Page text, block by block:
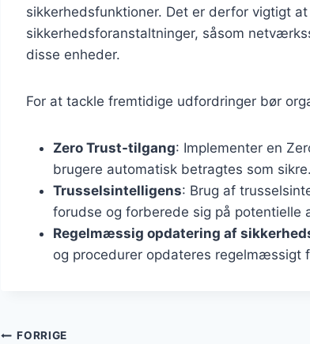
sikkerhedsfunktioner. Det er derfor vigtigt
sikkerhedsforanstaltninger, såsom
disse enheder.
For at tackle fremtidige udfordringer bør
Zero Trust-tilgang: Implementer en
brugere automatisk betragtes som sikre.
Trusselsintelligens: Brug af
forudse og forberede sig på potentielle
Regelmæssig opdatering af
og procedurer opdateres
FORRIGE